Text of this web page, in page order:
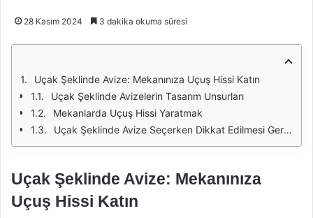
28 Kasım 2024 3 dakika okuma süresi
Uçak Şeklinde Avize: Mekanınıza Uçuş Hissi Katın
Uçak Şeklinde Avizelerin Tasarım Unsurları
Mekanlarda Uçuş Hissi Yaratmak
Uçak Şeklinde Avize Seçerken Dikkat Edilmesi Gerekenler
Uçak Şeklinde Avize: Mekanınıza
Uçuş Hissi Katın